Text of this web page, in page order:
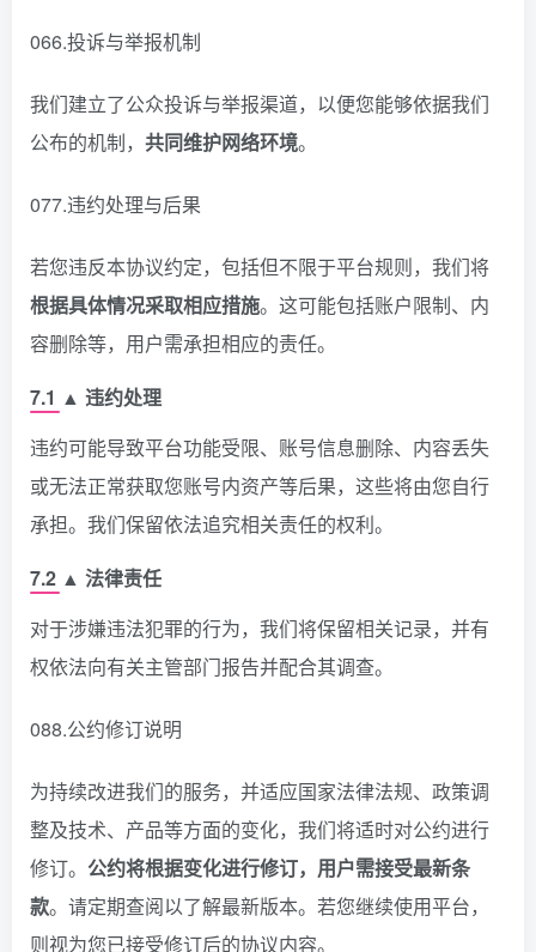
066.投诉与举报机制
我们建立了公众投诉与举报渠道，以便您能够依据我们
公布的机制， 共同维护网络环境。
077.违约处理与后果
若您违反本协议约定，包括但不限于平台规则，我们将
根据具体情况采取相应措施。这可能包括账户限制、内
容删除等，用户需承担相应的责任。
7.1 ▲ 违约处理
违约可能导致平台功能受限、账号信息删除、内容丢失
或无法正常获取您账号内资产等后果，这些将由您自行
承担。我们保留依法追究相关责任的权利。
7.2 ▲ 法律责任
对于涉嫌违法犯罪的行为，我们将保留相关记录，并有
权依法向有关主管部门报告并配合其调查。
088.公约修订说明
为持续改进我们的服务，并适应国家法律法规、政策调
整及技术、产品等方面的变化，我们将适时对公约进行
修订。 公约将根据变化进行修订，用户需接受最新条
款。请定期查阅以了解最新版本。若您继续使用平台，
则视为您已接受修订后的协议内容。